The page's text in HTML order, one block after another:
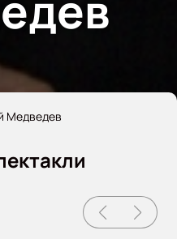
Медведев